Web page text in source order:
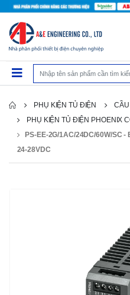
PHỤ KIỆN TỦ ĐIỆN
PHỤ KIỆN TỦ ĐIỆN PHOENIX
PS-EE-2G/1AC/24DC/60W/SC -
24-28VDC